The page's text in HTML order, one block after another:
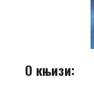
О књизи: